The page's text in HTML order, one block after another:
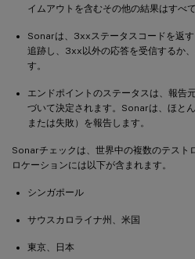
イムアウトを含むその他の結果はすべ
Sonarは、3xxステータスコードを返
追跡し、3xx以外の応答を受信するか
す。
エンドポイントのステータスは、報告
づいて決定されます。Sonarは、ほと
または失敗）を報告します。
Sonarチェックは、世界中の複数のテスト
ロケーションには以下が含まれます。
シンガポール
サウスカロライナ州、米国
東京、日本